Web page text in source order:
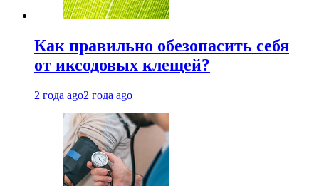
Как правильно обезопасить себя
от иксодовых клещей?
2 года ago2 года ago